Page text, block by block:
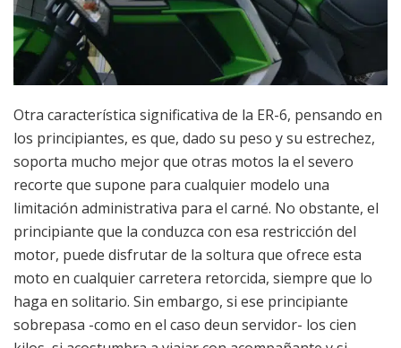
Otra característica significativa de la ER-6, pensando en
los principiantes, es que, dado su peso y su estrechez,
soporta mucho mejor que otras motos la el severo
recorte que supone para cualquier modelo una
limitación administrativa para el carné. No obstante, el
principiante que la conduzca con esa restricción del
motor, puede disfrutar de la soltura que ofrece esta
moto en cualquier carretera retorcida, siempre que lo
haga en solitario. Sin embargo, si ese principiante
sobrepasa -como en el caso deun servidor- los cien